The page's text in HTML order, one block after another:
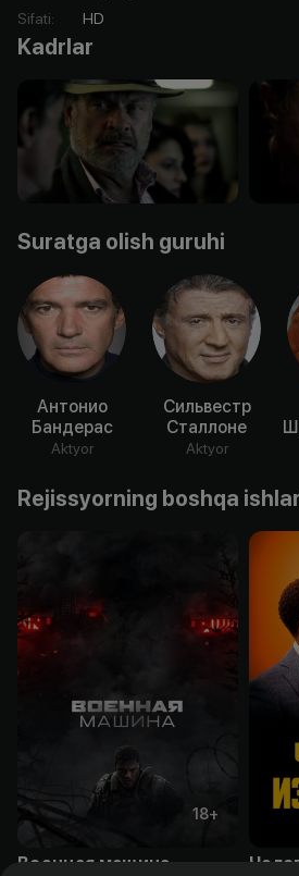
Sifati: HD
Kadrlar
Suratga olish guruhi
Антонио
Бандерас
Aktyor
Сильвестр
Сталлоне
Aktyor
Rejissyorning boshqa
18+
Военная машина